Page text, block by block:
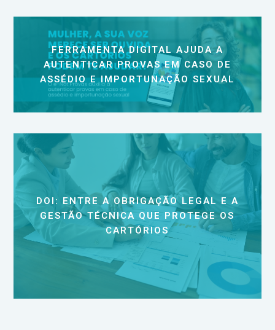
FERRAMENTA DIGITAL AJUDA A
AUTENTICAR PROVAS EM CASO DE
ASSÉDIO E IMPORTUNAÇÃO SEXUAL
DOI: ENTRE A OBRIGAÇÃO LEGAL E A
GESTÃO TÉCNICA QUE PROTEGE OS
CARTÓRIOS